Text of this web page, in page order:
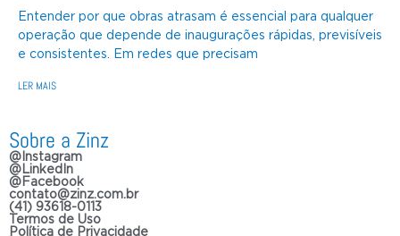
Entender por que obras atrasam é essencial para qualquer
operação que depende de inaugurações rápidas, previsíveis
e consistentes. Em redes que precisam
LER MAIS
Sobre a Zinz
@Instagram
@LinkedIn
@Facebook
contato@zinz.com.br
(41) 93618-0113
Termos de Uso
Política de Privacidade